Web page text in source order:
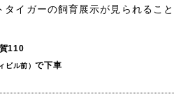
タイガーの飼育展示が見られること
110
ビル前）で下車